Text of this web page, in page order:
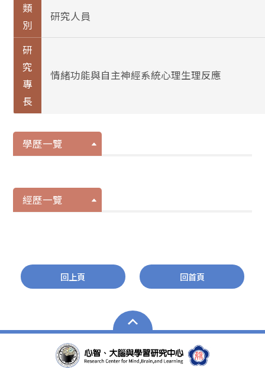
類
別
研究人員
研
究
專
長
情緒功能與自主神經系統心理生理反應
學歷一覽
經歷一覽
回上頁 回首頁